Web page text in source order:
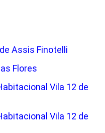
Assis Finotelli
Flores
Vila 12 de
Vila 12 de